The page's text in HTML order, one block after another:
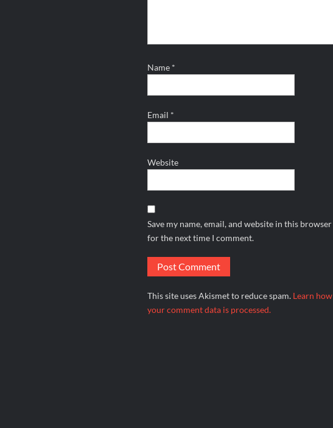
Name *
Email *
Website
Save my name, email, and website in this browser
for the next time I comment.
This site uses Akismet to reduce spam. Learn how
your comment data is processed.